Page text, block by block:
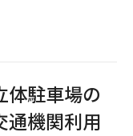
体駐車場の
通機関利用